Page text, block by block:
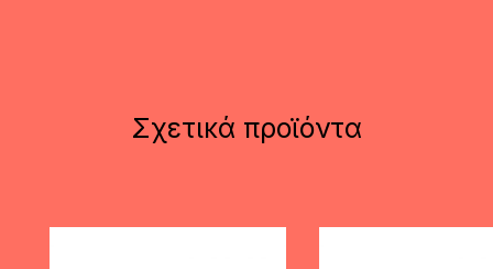
Σχετικά προϊόντα